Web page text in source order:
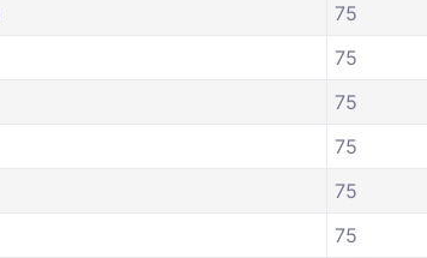
75
75
75
75
75
75